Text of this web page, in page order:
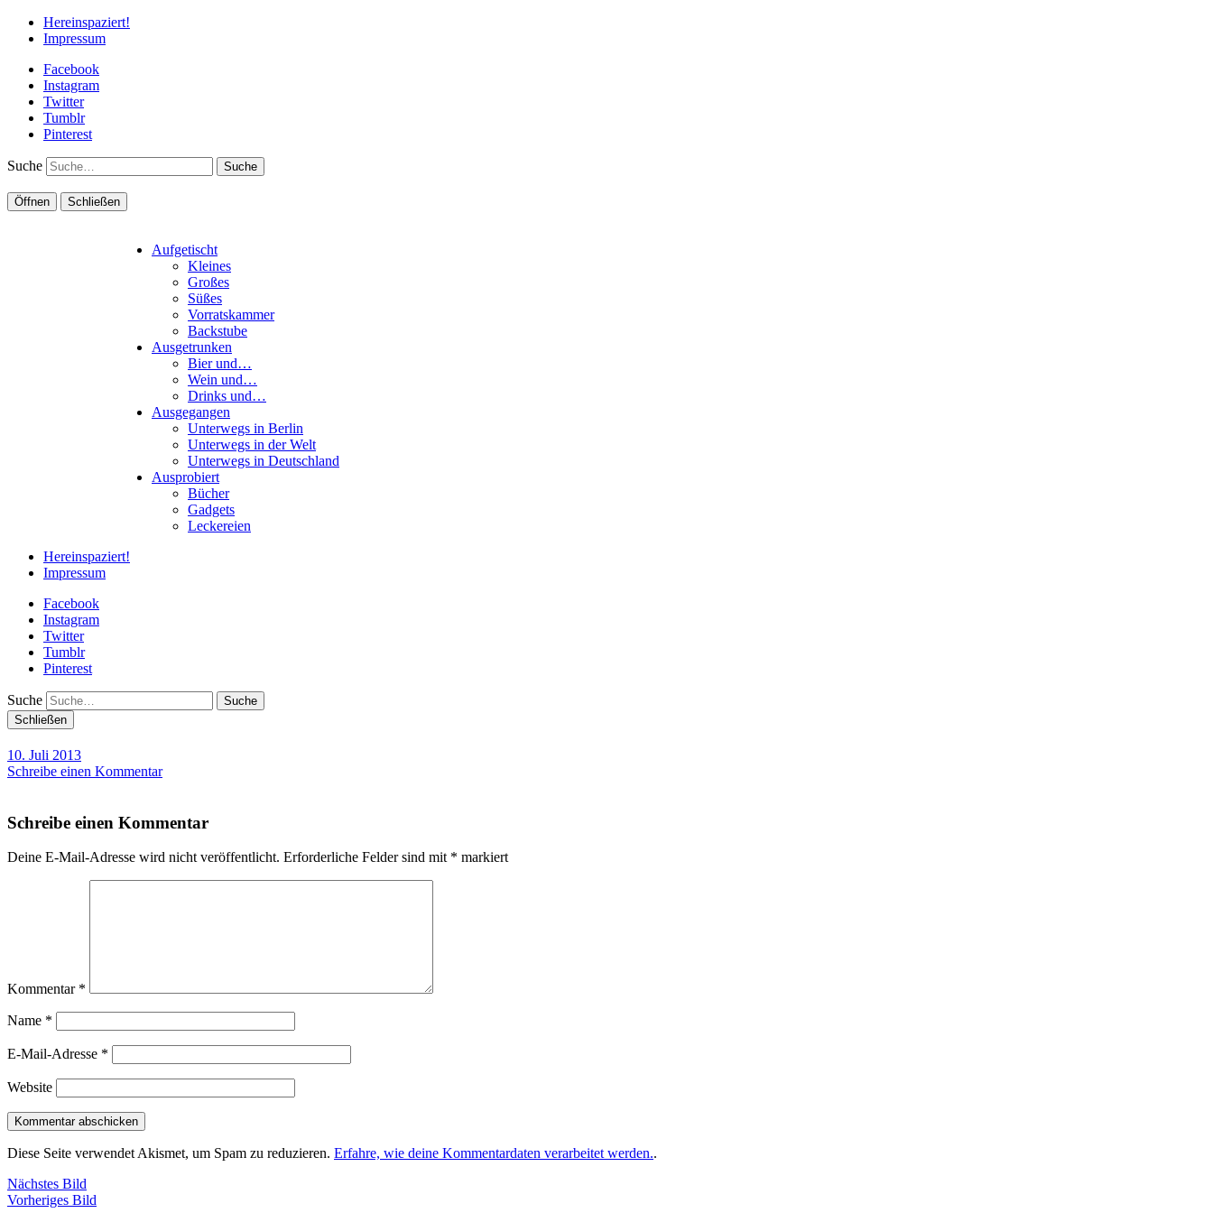
Hereinspaziert!
Impressum
Facebook
Instagram
Twitter
Tumblr
Pinterest
Suche
Öffnen Schließen
Aufgetischt
Kleines
Großes
Süßes
Vorratskammer
Backstube
Ausgetrunken
Bier und…
Wein und…
Drinks und…
Ausgegangen
Unterwegs in Berlin
Unterwegs in der Welt
Unterwegs in Deutschland
Ausprobiert
Bücher
Gadgets
Leckereien
Hereinspaziert!
Impressum
Facebook
Instagram
Twitter
Tumblr
Pinterest
Suche
Schließen
10. Juli 2013
Schreibe einen Kommentar
Schreibe einen Kommentar
Deine E-Mail-Adresse wird nicht veröffentlicht. Erforderliche Felder sind mit * markiert
Kommentar *
Name *
E-Mail-Adresse *
Website
Diese Seite verwendet Akismet, um Spam zu reduzieren. Erfahre, wie deine Kommentardaten verarbeitet werden..
Nächstes Bild
Vorheriges Bild